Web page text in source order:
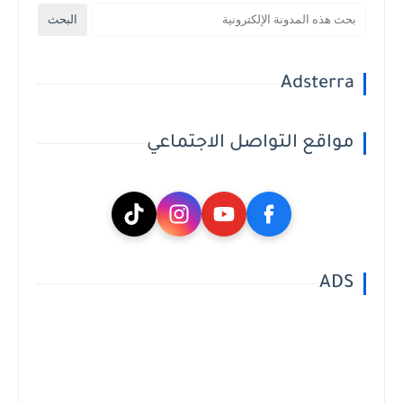
Adsterra
مواقع التواصل الاجتماعي
ADS